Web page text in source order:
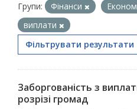
Групи: Фінанси
виплати
Фільтрувати результати
Заборгованість з
розрізі громад